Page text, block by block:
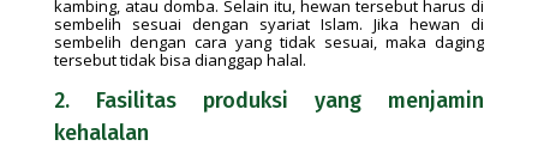
kambing, atau domba. Selain itu, hewan tersebut harus di
sembelih sesuai dengan syariat Islam. Jika hewan di
sembelih dengan cara yang tidak sesuai, maka daging
tersebut tidak bisa dianggap halal.
2. Fasilitas produksi yang menjamin
kehalalan